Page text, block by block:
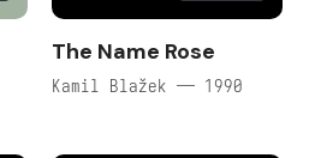
The Name Rose
Kamil Blažek — 1990